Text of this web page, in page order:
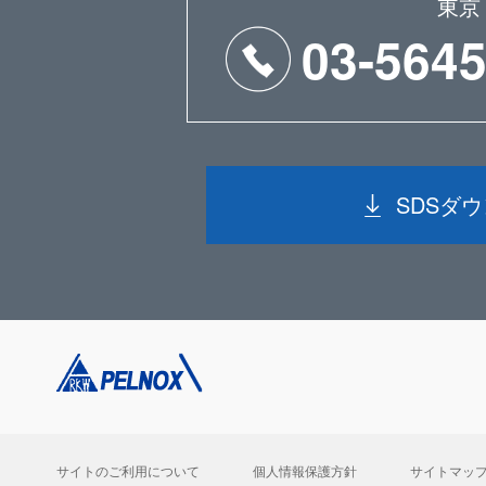
03-
SDSダ
サイトのご利用について 個人情報保護方針 サイトマッ